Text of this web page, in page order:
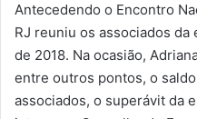
Antecedendo o Encontro
RJ reuniu os associados da
de 2018. Na ocasião,
entre outros pontos, o
associados, o superávit da